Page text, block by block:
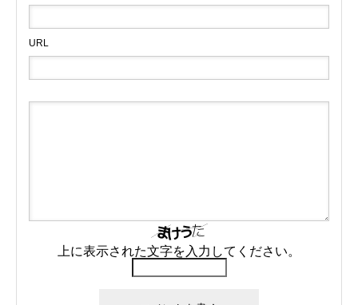
URL
上に表示された文字を入力してください。